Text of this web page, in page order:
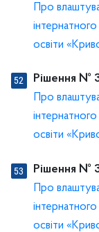
Про
освіти
Рішення №
Про
освіти
Рішення №
Про
освіти